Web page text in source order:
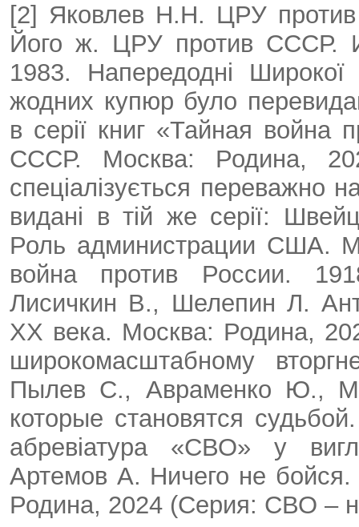
[2] Яковлев Н.Н. ЦРУ
Його ж. ЦРУ против СССР.
1983. Напередодні
жодних купюр було
в серії книг «Тайная
СССР. Москва: Родина,
спеціалізується переважно
видані в тій же серії:
Роль администрации США.
война против России.
Лисичкин В., Шелепин Л.
XX века. Москва: Родина,
широкомасштабному
Пылев С., Авраменко Ю.,
которые становятся
абревіатура «СВО» у
Артемов А. Ничего не
Родина, 2024 (Серия: СВО –